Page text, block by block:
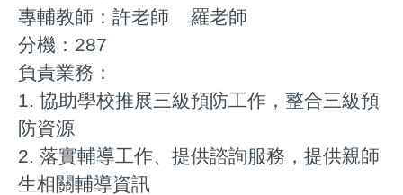
專輔教師：許老師 羅老師
分機：287
負責業務：
1. 協助學校推展三級預防工作，整合三級預
防資源
2. 落實輔導工作、提供諮詢服務，提供親師
生相關輔導資訊